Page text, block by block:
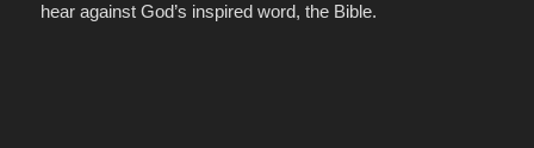
hear against God’s inspired word, the Bible.